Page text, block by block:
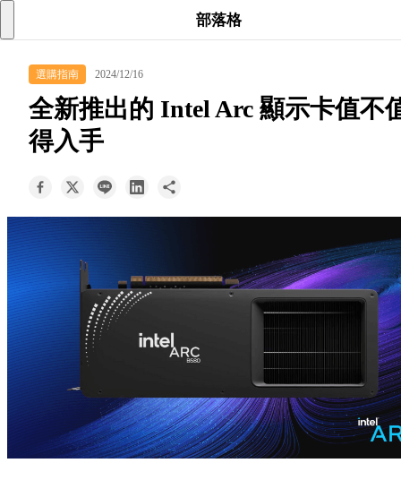
所有商品
keyboard_arrow_down
部落格
keyboard_arrow_down
支援服務
快速詢價
部落格
選購指南 2024/12/16
全新推出的 Intel Arc 顯示卡值不
得入手